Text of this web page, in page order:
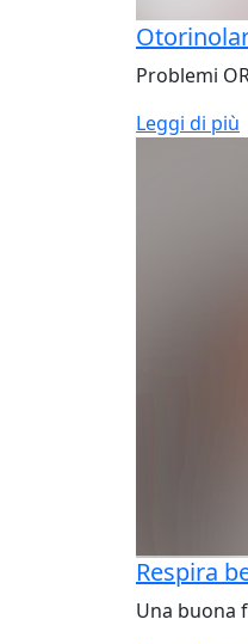
Problemi
Leggi di più
Respira
Una buona